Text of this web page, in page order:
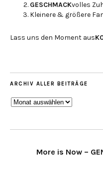
GESCHMACKvolles
Kleinere & größere
Lass uns den Moment aus
ARCHIV ALLER BEITRÄGE
ARCHIV
More is Now –